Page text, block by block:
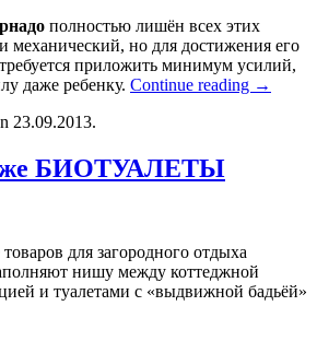
полностью лишён всех этих
механический, но для достижения его
приложить минимум усилий,
даже ребенку. Continue reading →
23.09.2013.
БИОТУАЛЕТЫ
для загородного отдыха
нишу между коттеджной
и туалетами с «выдвижной бадьёй»